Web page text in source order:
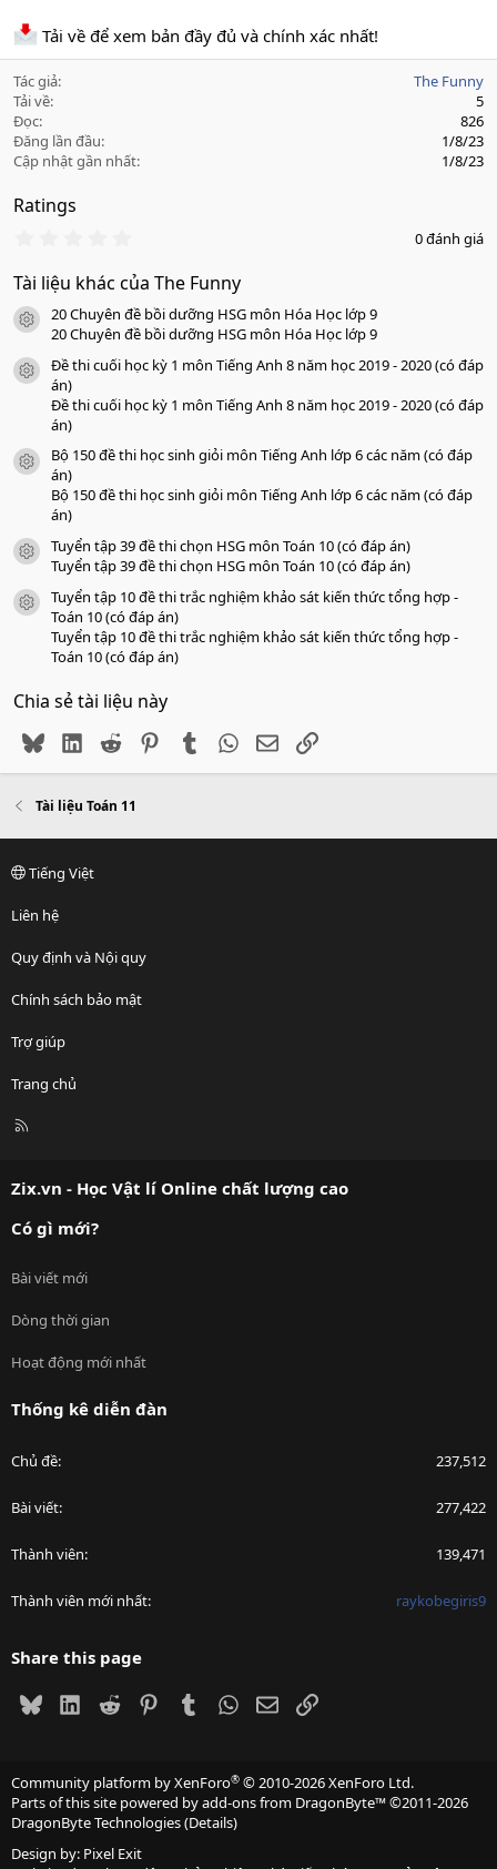
Tải về để xem bản đầy đủ và chính xác nhất!
Tác giả
The Funny
Tải về
5
Đọc
826
Đăng lần đầu
1/8/23
Cập nhật gần nhất
1/8/23
Ratings
0
0
s
a
o
0 đánh giá
Tài liệu khác của The Funny
icon tài liệu
20 Chuyên đề bồi dưỡng HSG môn Hóa Học lớp 9
20 Chuyên đề bồi dưỡng HSG môn Hóa Học lớp 9
icon tài liệu
Đề thi cuối học kỳ 1 môn Tiếng Anh 8 năm học 2019 - 2020 (có đáp
án)
Đề thi cuối học kỳ 1 môn Tiếng Anh 8 năm học 2019 - 2020 (có đáp
án)
icon tài liệu
Bộ 150 đề thi học sinh giỏi môn Tiếng Anh lớp 6 các năm (có đáp
án)
Bộ 150 đề thi học sinh giỏi môn Tiếng Anh lớp 6 các năm (có đáp
án)
icon tài liệu
Tuyển tập 39 đề thi chọn HSG môn Toán 10 (có đáp án)
Tuyển tập 39 đề thi chọn HSG môn Toán 10 (có đáp án)
icon tài liệu
Tuyển tập 10 đề thi trắc nghiệm khảo sát kiến thức tổng hợp -
Toán 10 (có đáp án)
Tuyển tập 10 đề thi trắc nghiệm khảo sát kiến thức tổng hợp -
Toán 10 (có đáp án)
Chia sẻ tài liệu này
BlueskyLinkedIn
Reddit PinterestTumblr WhatsApp
EmailLink
Tài liệu Toán 11
Tiếng Việt
Liên hệ
Quy định và Nội quy
Chính sách bảo mật
Trợ giúp
Trang chủ
R
Zix.vn - Học Vật lí Online chất lượng cao
Có gì mới?
Bài viết mới
Dòng thời gian
Hoạt động mới nhất
Thống kê diễn đàn
Chủ đề 237,512
Bài viết 277,422
Thành viên 139,471
Thành viên mới nhất raykobegiris9
Share this page
BlueskyLinkedIn
Reddit PinterestTumblrWhatsApp
EmailLink
Community platform by XenForo® © 2010-2026 XenForo Ltd.
Parts of this site powered byadd-ons from DragonByte™©2011-2026
DragonByte Technologies(Details)
Design by: Pixel Exit